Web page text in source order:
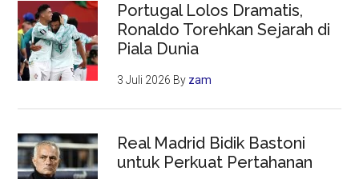
Portugal Lolos Dramatis,
Ronaldo Torehkan Sejarah di
Piala Dunia
3 Juli 2026 By zam
Real Madrid Bidik Bastoni
untuk Perkuat Pertahanan